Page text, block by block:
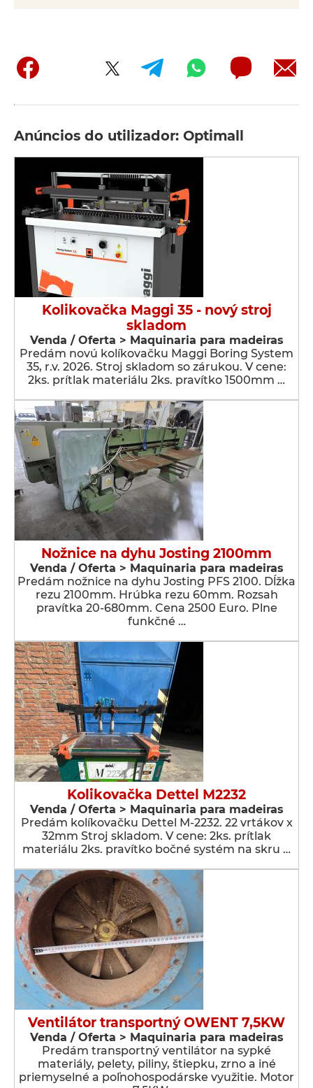
Anúncios do utilizador: Optimall
Kolikovačka Maggi 35 - nový stroj
skladom
Venda / Oferta > Maquinaria para madeiras
Predám novú kolíkovačku Maggi Boring System
35, r.v. 2026. Stroj skladom so zárukou. V cene:
2ks. prítlak materiálu 2ks. pravítko 1500mm …
Nožnice na dyhu Josting 2100mm
Venda / Oferta > Maquinaria para madeiras
Predám nožnice na dyhu Josting PFS 2100. Dĺžka
rezu 2100mm. Hrúbka rezu 60mm. Rozsah
pravítka 20-680mm. Cena 2500 Euro. Plne
funkčné …
Kolikovačka Dettel M2232
Venda / Oferta > Maquinaria para madeiras
Predám kolíkovačku Dettel M-2232. 22 vrtákov x
32mm Stroj skladom. V cene: 2ks. prítlak
materiálu 2ks. pravítko bočné systém na skru …
Ventilátor transportný OWENT 7,5KW
Venda / Oferta > Maquinaria para madeiras
Predám transportný ventilátor na sypké
materiály, pelety, piliny, štiepku, zrno a iné
priemyselné a poľnohospodárske využitie. Motor